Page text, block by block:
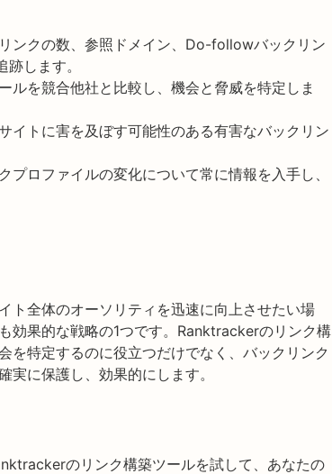
リンクの数、参照ドメイン、Do-followバックリン
します。
ルを競合他社と比較し、機会と脅威を特定しま
イトに害を及ぼす可能性のある有害なバックリン
プロファイルの変化について常に情報を入手し、
ト全体のオーソリティを迅速に向上させたい場
効果的な戦略の1つです。Ranktrackerのリンク構
を特定するのに役立つだけでなく、バックリンク
実に保護し、効果的にします。
のリンク構築ツールを試して、あなたの